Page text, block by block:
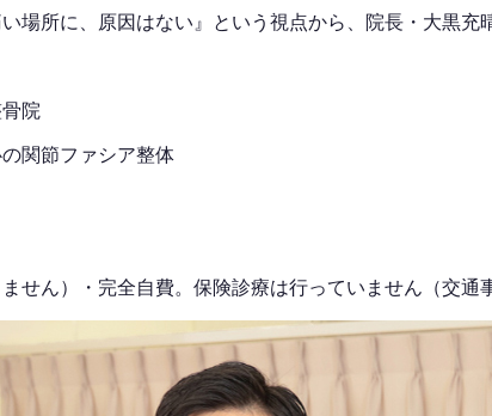
場所に、原因はない』という視点から、院長・大黒
院
関節ファシア整体
せん） ・ 完全自費。保険診療は行っていません（交通